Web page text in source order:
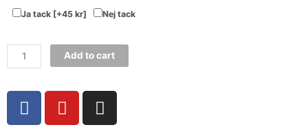
Ja tack [+45 kr] Nej tack
Add to cart
F
a
Y
o
I
n